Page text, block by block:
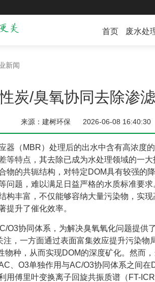
首页 废水处
新闻
炭/臭氧协同去除渗
来源：建树环保 2026-06-08 16:40:30
器（MBR）处理后的出水中含有高浓度
等特点，其去除已成为水处理领域的一
物的共轭结构，对特定DOM具有较强的
问题，难以满足日益严格的水质标准要
构丰富，不仅能够容纳大量污染物，实
提升了催化效率。
O3协同体系，为解决臭氧氧化问题提供
注，一方面通过表面富集效应提升污染
物种，从而实现DOM的深度矿化。然而
、O3单独作用与AC/O3协同体系之间
用傅里叶变换离子回旋共振质谱（FT-